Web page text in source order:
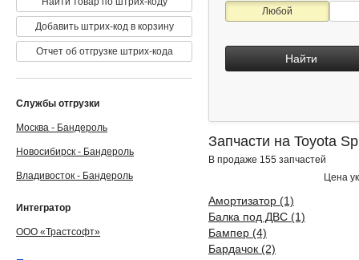
Любой
Найти
Запчасти на Toyota
В продаже 155 запчастей
Цена
Амортизатор (1)
Балка под ДВС (1)
Бампер (4)
Бардачок (2)
Добавить штрих-код в корзину
Отчет об отгрузке штрих-кода
Службы отгрузки
Москва - Бандероль
Новосибирск - Бандероль
Владивосток - Бандероль
Интегратор
ООО «Трастсофт»